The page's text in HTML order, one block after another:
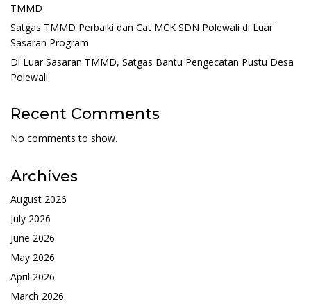
TMMD
Satgas TMMD Perbaiki dan Cat MCK SDN Polewali di Luar
Sasaran Program
Di Luar Sasaran TMMD, Satgas Bantu Pengecatan Pustu Desa
Polewali
Recent Comments
No comments to show.
Archives
August 2026
July 2026
June 2026
May 2026
April 2026
March 2026